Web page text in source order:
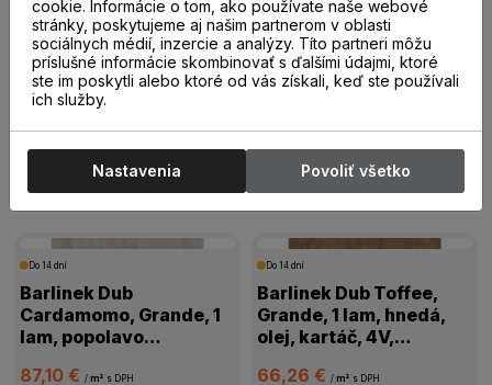
/m²s DPH /m² s DPH
Drevené parkety
Drevené parkety
Do 14 dní
Barlinek Dub
Cardamomo, Grande, 1
lam, popolavo
4V mikro, 1WG000665
87,10 €/ m² s DPH
Do 14 dní
Barlinek Dub Toffee,
Grande, 1 lam, hnedá,
olej, kartáč, 4V,
66,26 € / m² s DPH
cookie. Informácie o tom, ako používate naše webové
stránky, poskytujeme aj našim partnerom v oblasti
sociálnych médií, inzercie a analýzy. Títo partneri môžu
príslušné informácie skombinovať s ďalšími údajmi, ktoré
ste im poskytli alebo ktoré od vás získali, keď ste používali
ich služby.
Nastavenia Povoliť všetko